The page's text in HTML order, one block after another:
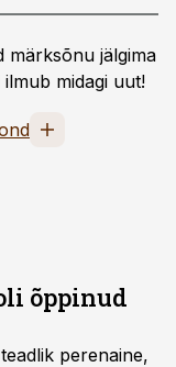
märksõnu jälgima
midagi uut!
õppinud
perenaine,